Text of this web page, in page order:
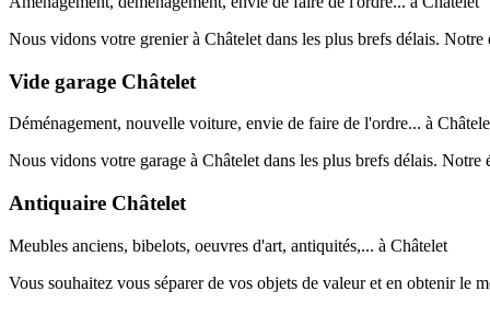
Nous vidons votre grenier à Châtelet dans les plus brefs délais.
Vide garage Châtelet
Déménagement, nouvelle voiture, envie de faire de l'ordre... à
Nous vidons votre garage à Châtelet dans les plus brefs délais.
Antiquaire Châtelet
Meubles anciens, bibelots, oeuvres d'art, antiquités,... à Châtelet
Vous souhaitez vous séparer de vos objets de valeur et en obtenir le